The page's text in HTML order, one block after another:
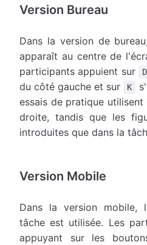
Version Bureau
Dans la version de
apparaît au centre de
participants appuient sur
D
du côté gauche et sur
K
essais de pratique
droite, tandis que les
introduites que dans la
Version Mobile
Dans la version mobile,
tâche est utilisée. Les
appuyant sur les